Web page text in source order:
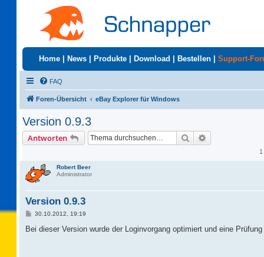
Home News Produkte Download Bestellen Support-
FAQ
Foren-Übersicht eBay Explorer für Windows
Version 0.9.3
Antworten Suche
Robert Beer
Administrator
Version 0.9.3
B
i
30.10.2012, 19:19
Bei dieser Version wurde der Loginvorgang optimiert und eine